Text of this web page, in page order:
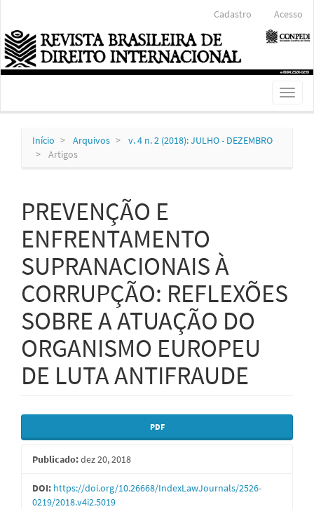
Conteúdo
principal
Barra
Lateral
Cadastro Acesso
Toggle
Início Arquivos
v. 4 n. 2 (2018): JULHO - DEZEMBRO
Artigos
PREVENÇÃO E
ENFRENTAMENTO
SUPRANACIONAIS À
CORRUPÇÃO: REFLEXÕES
SOBRE A ATUAÇÃO DO
ORGANISMO EUROPEU
DE LUTA ANTIFRAUDE
Barra
lateral
de
artigos
PDF
Publicado:dez 20, 2018
DOI: https://doi.org/10.26668/IndexLawJournals/2526-
0219/2018.v4i2.5019